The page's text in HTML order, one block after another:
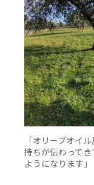
「オリーブオイ
持ちが伝わって
ようになります」